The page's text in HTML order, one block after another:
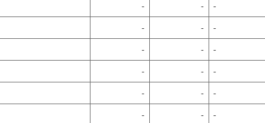
- - -
- - -
- - -
- - -
- - -
- - -